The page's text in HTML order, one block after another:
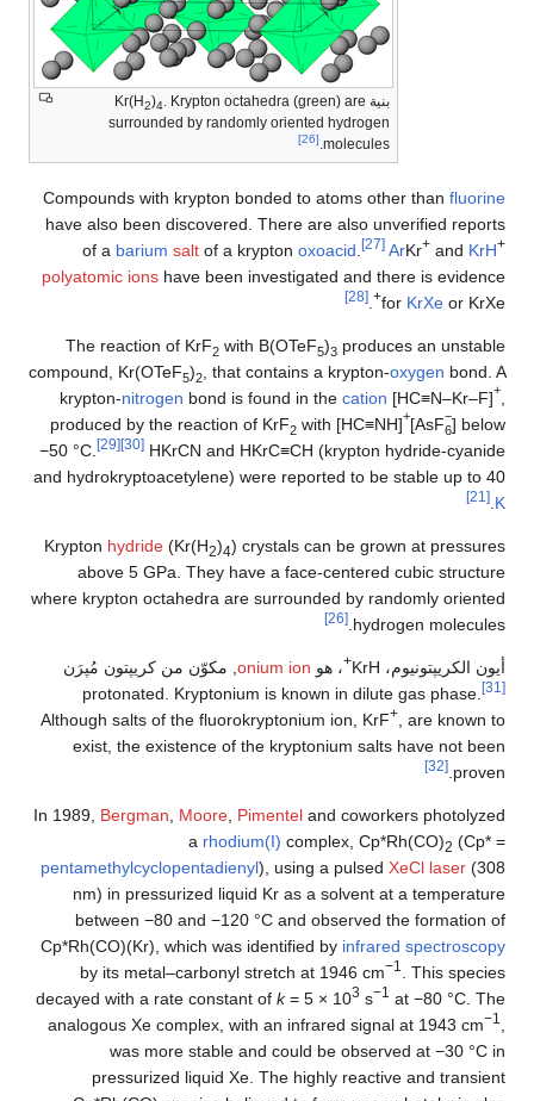
بنية Kr(H 2)4. Krypton octahedra (green) are
surrounded by randomly oriented hydrogen
molecules.
[26]
Compounds with krypton bonded to atoms other than fluorine
have also been discovered. There are also unverified reports
of a barium salt of a krypton oxoacid [27] ArKr+ and KrH+
polyatomic ions have been investigated and there is evidence
for KrXe or KrXe
+
[28]
The reaction of KrF2 with B(OTeF5)3 produces an unstable
compound, Kr(OTeF5)2 , that contains a krypton-oxygen bond. A
krypton-nitrogen bond is found in the cation [HC≡N–Kr–F]+
produced by the reaction of KrF2 with [HC≡NH]+[AsF−
6] below
−50 °C.
[29] [30] HKrCN and HKrC≡CH (krypton hydride-cyanide
and hydrokryptoacetylene) were reported to be stable up to 40
K
[21]
Krypton hydride (Kr(H2)4) crystals can be grown at pressures
above 5 GPa. They have a face-centered cubic structure
where krypton octahedra are surrounded by randomly oriented
hydrogen molecules.
[26]
أيون الكريپتونيوم، KrH +، هو onium ion , مكوّن من كريپتون مُپرَن
protonated. Kryptonium is known in dilute gas phase.
[31]
Although salts of the fluorokryptonium ion, KrF+
, are known to
exist, the existence of the kryptonium salts have not been
proven.
[32]
In 1989, Bergman Moore Pimentel and coworkers photolyzed
a rhodium(I) complex, Cp*Rh(CO)2 (Cp* =
pentamethylcyclopentadienyl), using a pulsed XeCl laser (308
nm) in pressurized liquid Kr as a solvent at a temperature
between −80 and −120 °C and observed the formation of
Cp*Rh(CO)(Kr), which was identified by infrared spectroscopy
by its metal–carbonyl stretch at 1946 cm−1
. This species
decayed with a rate constant of k= 5 × 103 s−1
at −80 °C. The
analogous Xe complex, with an infrared signal at 1943 cm−1
was more stable and could be observed at −30 °C in
pressurized liquid Xe. The highly reactive and transient